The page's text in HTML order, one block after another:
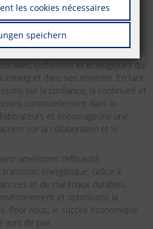
Blumberg. En tant qu’entreprise
de la région et de son
des décennies.
traduit par la création d’emplois
culturelles et écologiques qui
et dans ses environs. En tant
sur la confiance, la continuité et
continuellement dans la
et encourageons une
sur la collaboration et le
améliorent l’efficacité
énergétique. Grâce à
et de matériaux durables,
et optimisons la
Pour nous, le succès économique
vont de pair.
les cookies nécessaires
speichern